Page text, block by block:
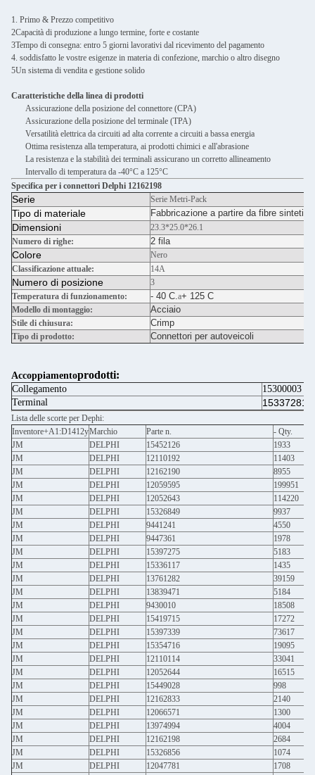
1. Primo & Prezzo competitivo
2Capacità di produzione a lungo termine, forte e costante
3Tempo di consegna: entro 5 giorni lavorativi dal ricevimento del pagamento
4. soddisfatto le vostre esigenze in materia di confezione, marchio o altro disegno
5Un sistema di vendita e gestione solido
Caratteristiche della linea di prodotti
Assicurazione della posizione del connettore (CPA)
Assicurazione della posizione del terminale (TPA)
Versatilità elettrica da circuiti ad alta corrente a circuiti a bassa energia
Ottima resistenza alla temperatura, ai prodotti chimici e all'abrasione
La resistenza e la stabilità dei terminali assicurano un corretto allineamento
Intervallo di temperatura da -40°C a 125°C
Specifica per i connettori Delphi 12162198
Serie Serie Metri-Pack
Tipo di materiale Fabbricazione a partire da fibre
Dimensioni
23.3*25.0*26.1
Numero di righe:
2 fila
Colore
Nero
Classificazione attuale:
14A
Numero di posizione
3
Temperatura di funzionamento:
- 40 C.a+ 125 C
Modello di montaggio: Acciaio
Stile di chiusura: Crimp
Tipo di prodotto: Connettori per autoveicoli
Accoppiamentoprodotti:
Collegamento
15300003
Terminal
15337281
Lista delle scorte per Dephi:
Inventore+A1:D1412yMarchio Parte n.
- Qty.
JM
DELPHI 15452126
1933
JM
DELPHI 12110192
11403
JM
DELPHI 12162190
8955
JM
DELPHI 12059595
199951
JM
DELPHI 12052643
114220
JM
DELPHI 15326849
9937
JM
DELPHI 9441241
4550
JM
DELPHI 9447361
1978
JM
DELPHI 15397275
5183
JM
DELPHI 15336117
1435
JM
DELPHI 13761282
39159
JM
DELPHI 13839471
5184
JM
DELPHI 9430010
18508
JM
DELPHI 15419715
17272
JM
DELPHI 15397339
73617
JM
DELPHI 15354716
19095
JM
DELPHI 12110114
33041
JM
DELPHI 12052644
16515
JM
DELPHI 15449028
998
JM
DELPHI 12162833
2140
JM
DELPHI 12066571
1300
JM
DELPHI 13974994
4004
JM
DELPHI 12162198
2684
JM
DELPHI 15326856
1074
JM
DELPHI 12047781
1708